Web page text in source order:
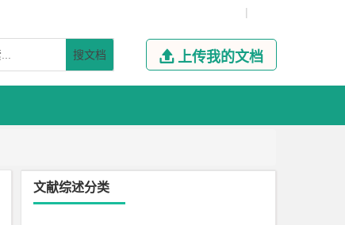
|
搜文档  上传我的文档
文献综述分类